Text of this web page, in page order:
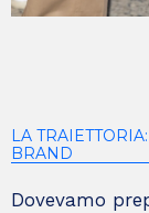
LA
BRAND
Dovevamo